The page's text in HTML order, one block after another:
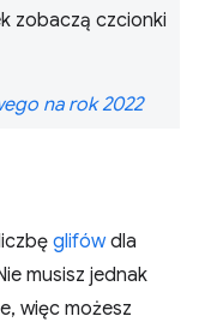
zobaczą czcionki
na rok 2022
glifówdla
musisz jednak
więc możesz